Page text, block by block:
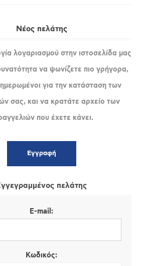
Νέος πελάτης
λογαριασμού στην ιστοσελίδα μας
να ψωνίζετε πιο γρήγορα,
για την κατάσταση των
σας, και να κρατάτε αρχείο των
που έχετε κάνει.
πελάτης
E-mail:
Κωδικός: